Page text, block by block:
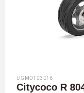
UGMOT03016
Citycoco R